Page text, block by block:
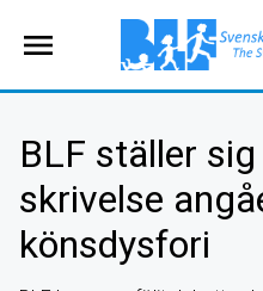
menu
BLF ställer
skrivelse
könsdysfori